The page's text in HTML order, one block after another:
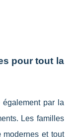
pour tout la
également par la
Les familles
modernes et tout